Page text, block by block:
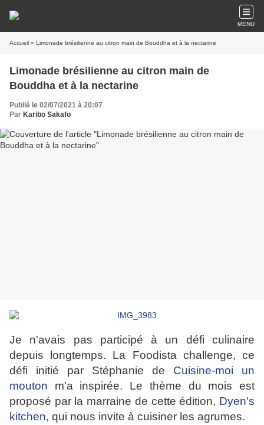
MENU
Accueil » Limonade brésilienne au citron main de Bouddha et à la nectarine
Limonade brésilienne au citron main de
Bouddha et à la nectarine
Publié le 02/07/2021 à 20:07
Par Karibo Sakafo
Je n'avais pas participé à un défi culinaire
depuis longtemps. La Foodista challenge, ce
défi initié par Stéphanie de Cuisine-moi un
mouton m'a inspirée. Le thème du mois est
proposé par la marraine de cette édition, Dyen's
kitchen, qui nous invite à cuisiner les agrumes.